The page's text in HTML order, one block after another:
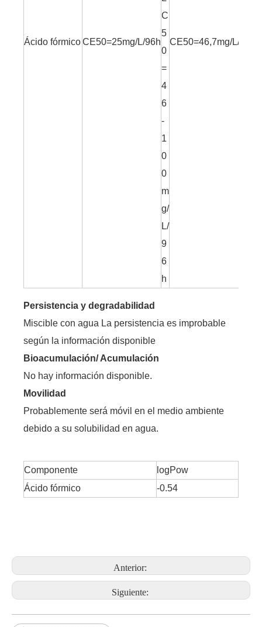
Ácido fórmicoCE50=25mg/L/96h
C
5
0
=
4
6
-
1
0
0
m
g/
L/
9
6
h
CE50=46,7mg/L/17h
Persistencia y degradabilidad
Miscible con agua La persistencia es improbable
según la información disponible
Bioacumulación/ Acumulación
No hay información disponible.
Movilidad
Probablemente será móvil en el medio ambiente
debido a su solubilidad en agua.
Componente
logPow
Ácido fórmico
-0.54
Anterior:
Siguiente: